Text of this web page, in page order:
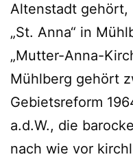
Altenstadt
„St. Anna“ in
„Mutter-Anna-
Mühlberg gehört
Gebietsreform
a.d.W., die
nach wie vor